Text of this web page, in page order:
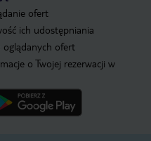
ofert
ich udostępniania
ofert
o Twojej rezerwacji w